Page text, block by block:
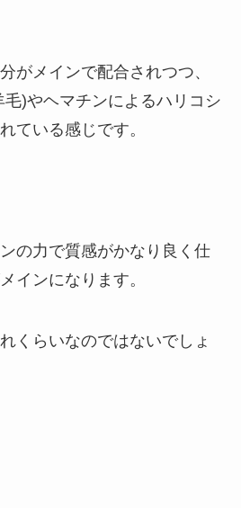
がメインで配合されつつ、
)やヘマチンによるハリコシ
ている感じです。
の力で質感がかなり良く仕
インになります。
くらいなのではないでしょ